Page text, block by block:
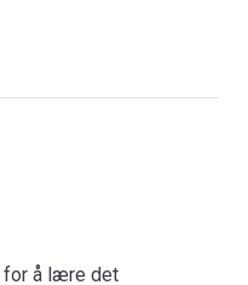
for å lære det